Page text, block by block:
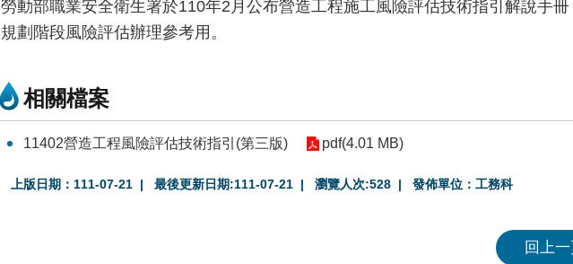
勞動部職業安全衛生署於110年2月公布營造工程施工風險評估技術指引解說手
規劃階段風險評估辦理參考用。
相關檔案
11402營造工程風險評估技術指引(第三版) pdf(4.01 MB)
上版日期：111-07-21 最後更新日期:111-07-21 瀏覽人次:528 發佈單位：工務科
回上